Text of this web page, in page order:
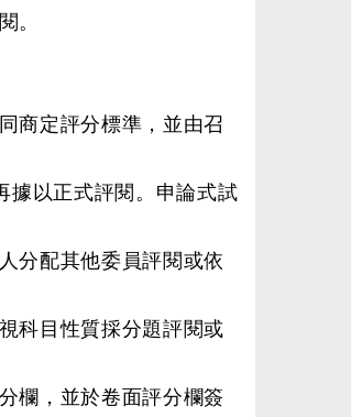
。
定評分標準，並由召
據以正式評閱。申論式試
配其他委員評閱或依
目性質採分題評閱或
，並於卷面評分欄簽